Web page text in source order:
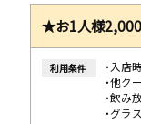
★お1人様2,000
利用条件
・入店
・他ク
・飲み
・グラ